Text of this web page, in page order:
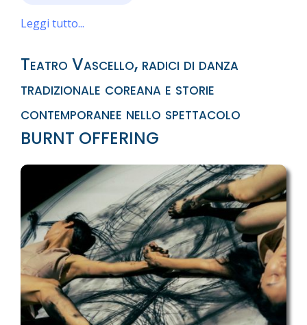
Leggi tutto...
Teatro Vascello, radici di danza
tradizionale coreana e storie
contemporanee nello spettacolo
BURNT OFFERING